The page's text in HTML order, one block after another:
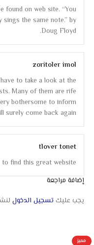
found on web site. “You
sings the same note.” by
Doug Floyd.
zoritoler imol
to take a look at the
Many of them are rife
bothersome to inform
surely come back again.
tlover tonet
find this great website ! .
إضافة مراجعة
يجب عليك تسجيل الدخول
مميز